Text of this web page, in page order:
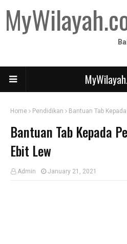
Home Pendidikan Bantuan Tab
Bantuan Tab Kepada
Ebit Lew
Admin January 21, 2021